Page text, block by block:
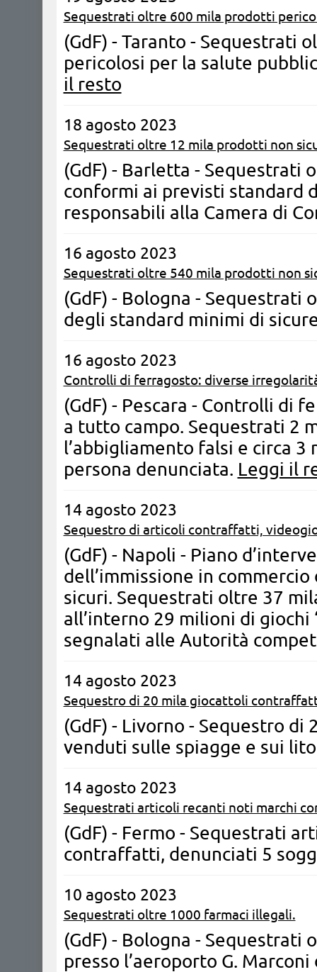
Sequestrati oltre 600 mila prodotti
(GdF) - Taranto - Sequestrati
pericolosi per la salute
il resto
18 agosto 2023
Sequestrati oltre 12 mila prodotti non
(GdF) - Barletta - Sequestrati
conformi ai previsti standard
responsabili alla Camera di
16 agosto 2023
Sequestrati oltre 540 mila prodotti non
(GdF) - Bologna -
degli standard minimi di
16 agosto 2023
Controlli di ferragosto: diverse
(GdF) - Pescara - Controlli di
a tutto campo. Sequestrati 2
l’abbigliamento falsi e circa
persona denunciata. Leggi il
14 agosto 2023
Sequestro di articoli contraffatti,
(GdF) - Napoli - Piano
dell’immissione in
sicuri. Sequestrati oltre 37
all’interno 29 milioni di
segnalati alle Autorità
14 agosto 2023
Sequestro di 20 mila giocattoli
(GdF) - Livorno - Sequestro
venduti sulle spiagge e sui
14 agosto 2023
Sequestrati articoli recanti noti marchi
(GdF) - Fermo - Sequestrati
contraffatti, denunciati 5
10 agosto 2023
Sequestrati oltre 1000 farmaci illegali.
(GdF) - Bologna -
presso l’aeroporto G.